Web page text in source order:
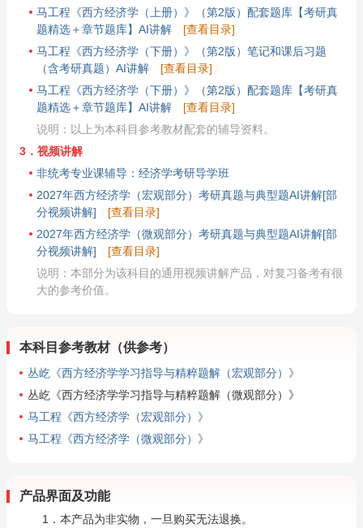
马工程《西方经济学（上册）》（第2版）配套题库【考研真
题精选＋章节题库】AI讲解
[查看目录]
马工程《西方经济学（下册）》（第2版）笔记和课后习题
（含考研真题）AI讲解
[查看目录]
马工程《西方经济学（下册）》（第2版）配套题库【考研真
题精选＋章节题库】AI讲解
[查看目录]
说明：以上为本科目参考教材配套的辅导资料。
3．视频讲解
非统考专业课辅导：经济学考研导学班
2027年西方经济学（宏观部分）考研真题与典型题AI讲解[部
分视频讲解]
[查看目录]
2027年西方经济学（微观部分）考研真题与典型题AI讲解[部
分视频讲解]
[查看目录]
说明：本部分为该科目的通用视频讲解产品，对复习备考有很
大的参考价值。
本科目参考教材（供参考）
丛屹《西方经济学学习指导与精粹题解（宏观部分）》
丛屹《西方经济学学习指导与精粹题解（微观部分）》
马工程《西方经济学（宏观部分）》
马工程《西方经济学（微观部分）》
产品界面及功能
1．本产品为非实物，一旦购买无法退换。